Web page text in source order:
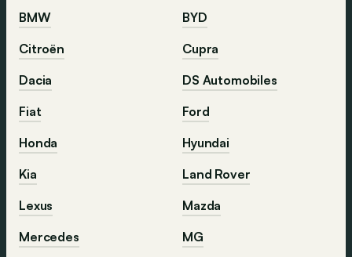
BMW
BYD
Citroën
Cupra
Dacia
DS Automobiles
Fiat
Ford
Honda
Hyundai
Kia
Land Rover
Lexus
Mazda
Mercedes
MG